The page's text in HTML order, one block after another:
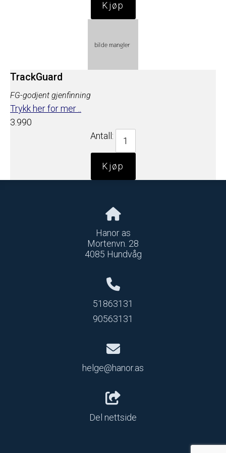
TrackGuard
FG-godjent gjenfinning
Trykk her for mer ..
3.990
Antall:
Hanor as
Mortenvn. 28
4085 Hundvåg
51863131
90563131
helge@hanor.as
Del nettside